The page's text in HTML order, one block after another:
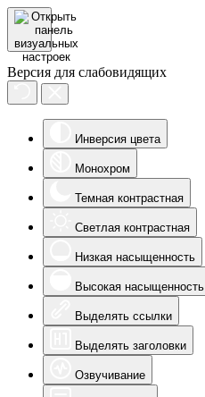
Версия для слабовидящих
Инверсия цвета
Монохром
Темная контрастная
Светлая контрастная
Низкая насыщенность
Высокая насыщенность
Выделять ссылки
Выделять заголовки
Озвучивание